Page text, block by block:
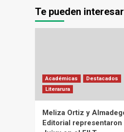
Te pueden interesar
Académicas
Destacados
Literarura
Meliza Ortiz y
Editorial representaron